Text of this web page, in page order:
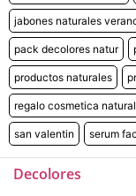
jabones naturales
pack decolores natur
productos naturales
regalo cosmetica natural
san valentin serum
Decolores